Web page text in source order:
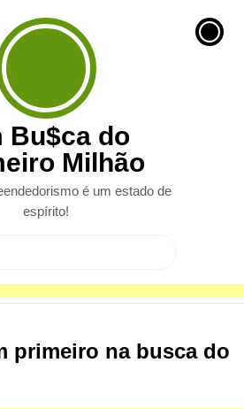
Bu$ca do
Milhão
é um estado de
espírito!
primeiro na busca do